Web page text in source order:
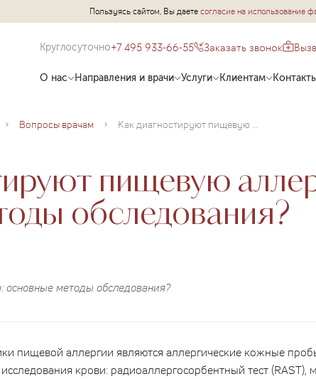
Пользуясь сайтом, Вы даетесогласие на использование
Круглосуточно+7 495 933-66-55 Заказать звонок
О нас Направления и врачи Услуги Клиентам
Вопросы врачам Как диагностируют пищевую аллергию: основные методы обследования?
пищевую
обследования?
методы обследования?
пищевой аллергии являются аллергические кожные
крови: радиоаллергосорбентный тест (RAST),